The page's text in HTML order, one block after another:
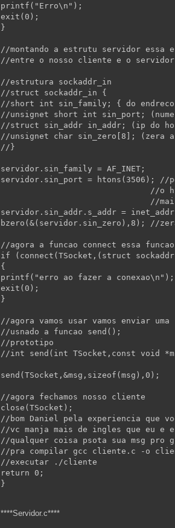
printf( "Erro\n" );
exit(0);
}
//montando a estrutu servidor essa
//entre o nosso cliente e o servidor
//estrutura sockaddr_in
//struct sockaddr_in {
//short int sin_family; { do endreco
//unsignet short int sin_port;
//struct sin_addr in_addr; (ip do
//unsignet char sin_zero[8]; (zera
//}
servidor.sin_family = AF_INET;
servidor.sin_port = htons(3506);
//
//o
//
servidor.sin_addr.s_addr =
bzero(&(servidor.sin_zero),8);
//
//agora a funcao connect essa
if (connect(TSocket,( struct
{
printf( "erro ao fazer a conexao\n" );
exit(0);
}
//agora vamos usar vamos enviar
//usnado a funcao send();
//prototipo
//int send(int TSocket,const void
send(TSocket,&msg, sizeof (msg),0);
//agora fechamos nosso cliente
close(TSocket);
//bom Daniel pela experiencia que
//vc manja mais de ingles que eu e
//qualquer coisa psota sua msg pro
//pra compilar gcc cliente.c -o
//executar ./cliente
return 0;
}
****Servidor.c****